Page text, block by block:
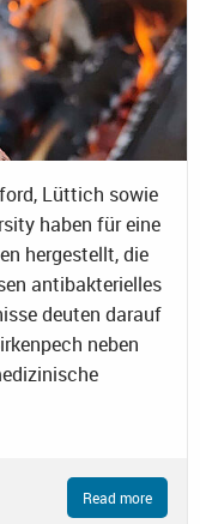
Lüttich sowie
haben für eine
hergestellt, die
antibakterielles
deuten darauf
neben
Read more